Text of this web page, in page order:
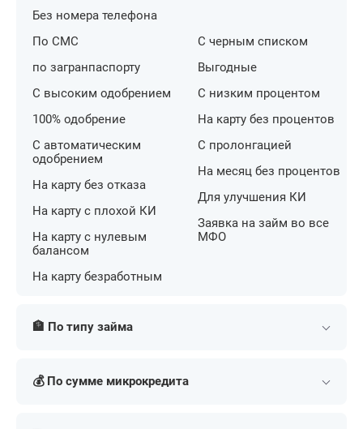
Без номера телефона
По СМС
по загранпаспорту
С высоким одобрением
100% одобрение
С автоматическим
одобрением
На карту без отказа
На карту с плохой КИ
На карту с нулевым
балансом
На карту безработным
С черным списком
Выгодные
С низким процентом
На карту без процентов
С пролонгацией
На месяц без процентов
Для улучшения КИ
Заявка на займ во все
МФО
🏦 По типу займа
Наличными
💰 По сумме микрокредита